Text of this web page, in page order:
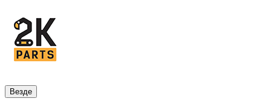
Везде